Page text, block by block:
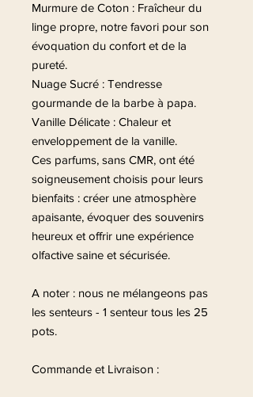
Murmure de Coton : Fraîcheur du
linge propre, notre favori pour son
évoquation du confort et de la
pureté.
Nuage Sucré : Tendresse
gourmande de la barbe à papa.
Vanille Délicate : Chaleur et
enveloppement de la vanille.
Ces parfums, sans CMR, ont été
soigneusement choisis pour leurs
bienfaits : créer une atmosphère
apaisante, évoquer des souvenirs
heureux et offrir une expérience
olfactive saine et sécurisée.
A noter : nous ne mélangeons pas
les senteurs - 1 senteur tous les 25
pots.
Commande et Livraison :